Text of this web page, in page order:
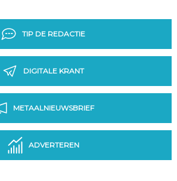
TIP DE REDACTIE
DIGITALE KRANT
METAALNIEUWSBRIEF
ADVERTEREN